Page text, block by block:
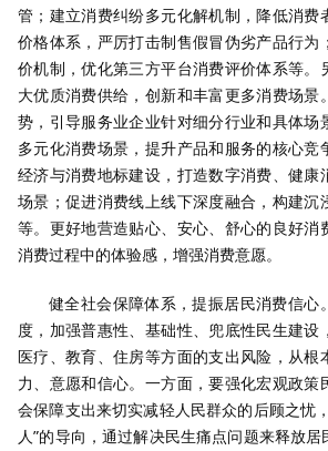
管；建立消费纠纷多元化解机制，降低消费
价格体系，严厉打击制售假冒伪劣产品行为
价机制，优化第三方平台消费评价体系等。
大优质消费供给，创新和丰富更多消费场景
势，引导服务业企业针对细分行业和具体场
多元化消费场景，提升产品和服务的核心竞
经济与消费地标建设，打造数字消费、健康
场景；促进消费线上线下深度融合，构建沉
等。更好地营造贴心、安心、舒心的良好消
消费过程中的体验感，增强消费意愿。
健全社会保障体系，提振居民消费信心
度，加强普惠性、基础性、兜底性民生建设
医疗、教育、住房等方面的支出风险，从根
力、意愿和信心。一方面，要强化宏观政策
会保障支出来切实减轻人民群众的后顾之忧
人”的导向，通过解决民生痛点问题来释放